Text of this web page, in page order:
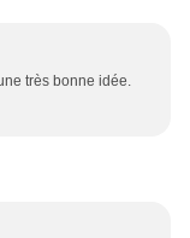
très bonne idée.